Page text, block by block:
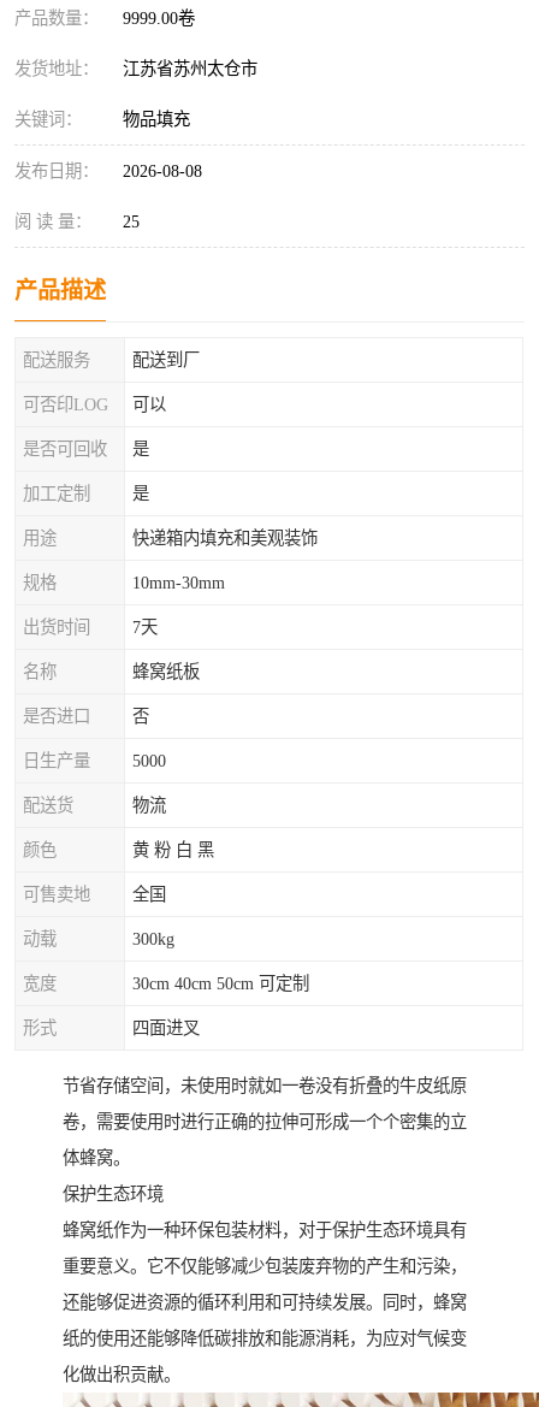
产品数量： 9999.00卷
发货地址： 江苏省苏州太仓市
关键词： 物品填充
发布日期： 2026-08-08
阅 读 量： 25
产品描述
配送服务 配送到厂
可否印LOG 可以
是否可回收 是
加工定制 是
用途 快递箱内填充和美观装饰
规格 10mm-30mm
出货时间 7天
名称 蜂窝纸板
是否进口 否
日生产量 5000
配送货 物流
颜色 黄 粉 白 黑
可售卖地 全国
动载 300kg
宽度 30cm 40cm 50cm 可定制
形式 四面进叉
节省存储空间，未使用时就如一卷没有折叠的牛皮纸原
卷，需要使用时进行正确的拉伸可形成一个个密集的立
体蜂窝。
保护生态环境
蜂窝纸作为一种环保包装材料，对于保护生态环境具有
重要意义。它不仅能够减少包装废弃物的产生和污染，
还能够促进资源的循环利用和可持续发展。同时，蜂窝
纸的使用还能够降低碳排放和能源消耗，为应对气候变
化做出积贡献。